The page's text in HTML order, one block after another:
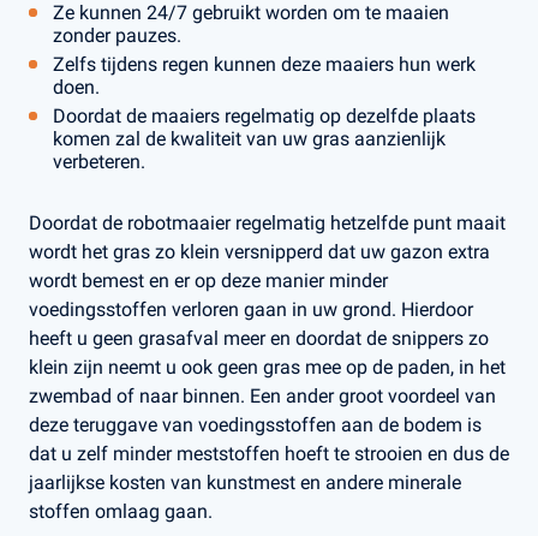
Ze kunnen 24/7 gebruikt worden om te maaien
zonder pauzes.
Zelfs tijdens regen kunnen deze maaiers hun werk
doen.
Doordat de maaiers regelmatig op dezelfde plaats
komen zal de kwaliteit van uw gras aanzienlijk
verbeteren.
Doordat de robotmaaier regelmatig hetzelfde punt maait
wordt het gras zo klein versnipperd dat uw gazon extra
wordt bemest en er op deze manier minder
voedingsstoffen verloren gaan in uw grond. Hierdoor
heeft u geen grasafval meer en doordat de snippers zo
klein zijn neemt u ook geen gras mee op de paden, in het
zwembad of naar binnen. Een ander groot voordeel van
deze teruggave van voedingsstoffen aan de bodem is
dat u zelf minder meststoffen hoeft te strooien en dus de
jaarlijkse kosten van kunstmest en andere minerale
stoffen omlaag gaan.